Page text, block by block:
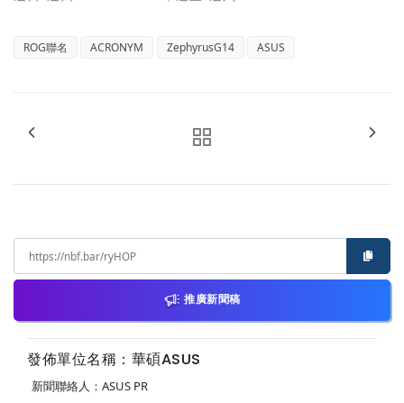
ROG聯名 ACRONYM ZephyrusG14 ASUS
推廣新聞稿
發佈單位名稱：華碩ASUS
新聞聯絡人：ASUS PR